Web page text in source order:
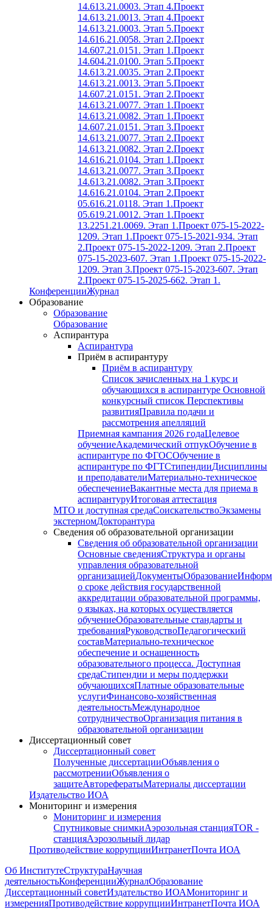
14.613.21.0003. Этап 4.Проект
14.613.21.0013. Этап 4.Проект
14.613.21.0003. Этап 5.Проект
14.616.21.0058. Этап 2.Проект
14.607.21.0151. Этап 1.Проект
14.604.21.0100. Этап 5.Проект
14.613.21.0035. Этап 2.Проект
14.613.21.0013. Этап 5.Проект
14.607.21.0151. Этап 2.Проект
14.613.21.0077. Этап 1.Проект
14.613.21.0082. Этап 1.Проект
14.607.21.0151. Этап 3.Проект
14.613.21.0077. Этап 2.Проект
14.613.21.0082. Этап 2.Проект
14.616.21.0104. Этап 1.Проект
14.613.21.0077. Этап 3.Проект
14.613.21.0082. Этап 3.Проект
14.616.21.0104. Этап 2.Проект
05.616.21.0118. Этап 1.Проект
05.619.21.0012. Этап 1.Проект
13.2251.21.0069. Этап 1.Проект 075-15-2022-
1209. Этап 1.Проект 075-15-2021-934. Этап
2.Проект 075-15-2022-1209. Этап 2.Проект
075-15-2023-607. Этап 1.Проект 075-15-2022-
1209. Этап 3.Проект 075-15-2023-607. Этап
2.Проект 075-15-2025-662. Этап 1.
КонференцииЖурнал
Образование
Образование
Образование
Аспирантура
Аспирантура
Приём в аспирантуру
Приём в аспирантуру
Список зачисленных на 1 курс и
обучающихся в аспирантуре Основной
конкурсный список Перспективы
развитияПравила подачи и
рассмотрения апелляций
Приемная кампания 2026 годаЦелевое
обучениеАкадемический отпукОбучение в
аспирантуре по ФГОСОбучение в
аспирантуре по ФГТСтипендииДисциплины
и преподавателиМатериально-техническое
обеспечениеВакантные места для приема в
аспирантуруИтоговая аттестация
МТО и доступная средаСоискательствоЭкзамены
экстерномДокторантура
Сведения об образовательной организации
Сведения об образовательной организации
Основные сведенияСтруктура и органы
управления образовательной
организациейДокументыОбразование
о сроке действия государственной
аккредитации образовательной программы,
о языках, на которых осуществляется
обучениеОбразовательные стандарты и
требованияРуководствоПедагогический
составМатериально-техническое
обеспечение и оснащенность
образовательного процесса. Доступная
средаСтипендии и меры поддержки
обучающихсяПлатные образовательные
услугиФинансово-хозяйственная
деятельностьМеждународное
сотрудничествоОрганизация питания в
образовательной организации
Диссертационный совет
Диссертационный совет
Полученные диссертацииОбъявления о
рассмотренииОбъявления о
защитеАвторефератыМатериалы диссертации
Издательство ИОА
Мониторинг и измерения
Мониторинг и измерения
Спутниковые снимкиАэрозольная станцияTOR -
станцияАэрозольный лидар
Противодействие коррупцииИнтранетПочта ИОА
Об ИнститутеСтруктураНаучная
деятельностьКонференцииЖурналОбразование
Диссертационный советИздательство ИОАМониторинг и
измеренияПротиводействие коррупцииИнтранетПочта ИОА